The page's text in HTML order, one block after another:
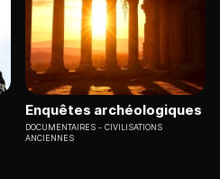
Enquêtes archéologiques
DOCUMENTAIRES
CIVILISATIONS
ANCIENNES